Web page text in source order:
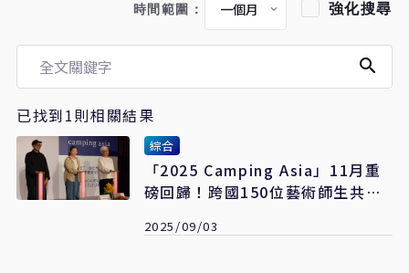
時間範圍： 強化搜尋
已找到1則相關結果
綜合
「2025 Camping Asia」11月重
磅回歸！跨國150位藝術師生共築
2025/09/03